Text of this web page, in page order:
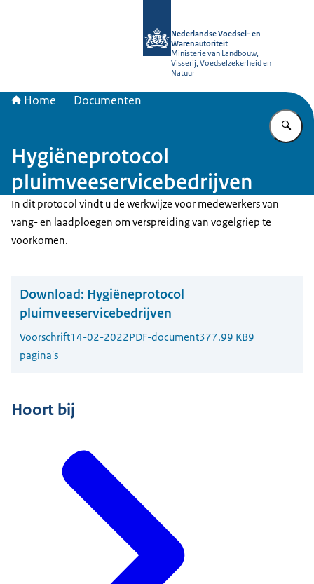
Nederlandse Voedsel- en
Warenautoriteit
Ministerie van Landbouw,
Visserij, Voedselzekerheid en
Natuur
Home Documenten
Hygiëneprotocol
pluimveeservicebedrijven
In dit protocol vindt u de werkwijze voor medewerkers van
vang- en laadploegen om verspreiding van vogelgriep te
voorkomen.
Download: Hygiëneprotocol
pluimveeservicebedrijven
Voorschrift14-02-2022PDF-document377.99 KB9
pagina's
Hoort bij